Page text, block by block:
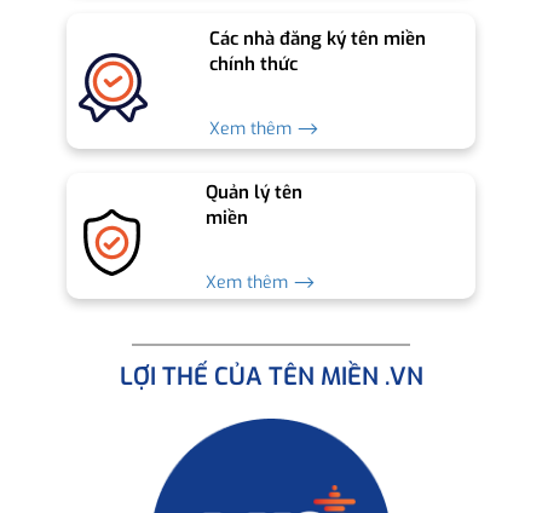
Các nhà đăng ký tên miền
chính thức
Xem thêm ⟶
Quản lý tên
miền
Xem thêm ⟶
LỢI THẾ CỦA TÊN MIỀN .VN